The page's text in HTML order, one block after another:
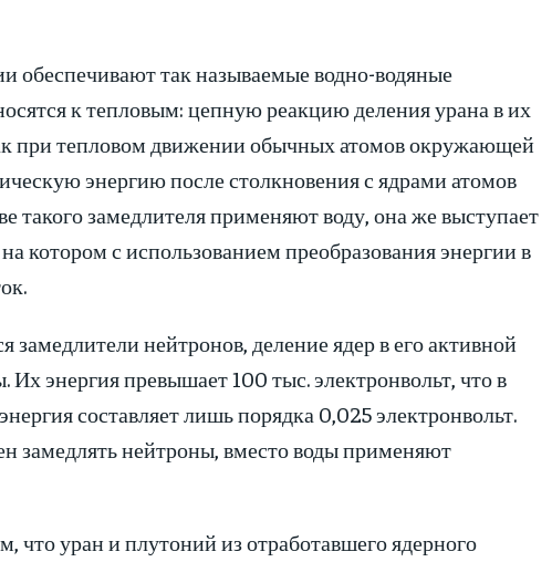
так называемые водно-водяные
к тепловым: цепную реакцию деления урана в их
при тепловом движении обычных атомов окружающей
энергию после столкновения с ядрами атомов
такого замедлителя применяют воду, она же выступает
котором с использованием преобразования энергии в
нейтронов, деление ядер в его активной
энергия превышает 100 тыс. электронвольт, что в
составляет лишь порядка 0,025 электронвольт.
замедлять нейтроны, вместо воды применяют
что уран и плутоний из отработавшего ядерного